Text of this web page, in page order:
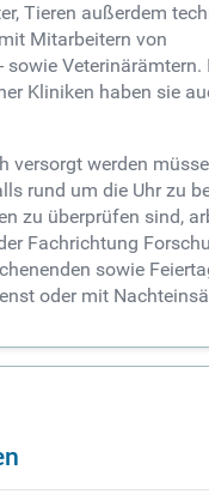
Tieren außerdem
Mitarbeitern von
sowie Veterinärämtern.
Kliniken haben sie
versorgt werden
rund um die Uhr zu
zu überprüfen sind,
Fachrichtung
sowie
oder mit